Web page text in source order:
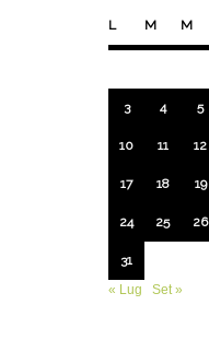
L M M
3 4 5
10 11 12
17 18 19
24 25 26
31
« Lug
Set »